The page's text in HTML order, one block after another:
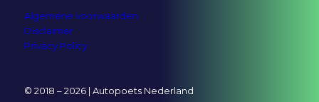
© 2018 – 2026 | Autopoets Nederland
Algemene voorwaarden
Disclaimer
Privacy Policy